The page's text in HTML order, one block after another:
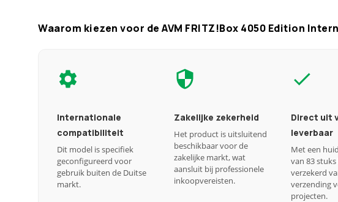
Waarom kiezen voor de AVM FRITZ!Box 4050 Edition
Internationale
compatibiliteit
Dit model is specifiek
geconfigureerd voor
gebruik buiten de Duitse
markt.
Zakelijke zekerheid
Het product is uitsluitend
beschikbaar voor de
zakelijke markt, wat
aansluit bij professionele
inkoopvereisten.
Direct uit
leverbaar
Met een
van 83
verzekerd
verzending
projecten.